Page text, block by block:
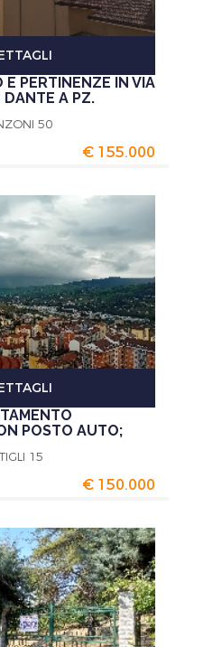
E PERTINENZE IN VIA
DANTE A PZ.
50
€ 155.000
POSTO AUTO;
15
€ 150.000